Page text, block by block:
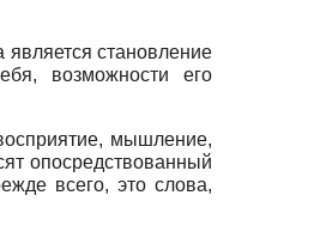
является становление
возможности его
мышление,
опосредствованный
всего, это слова,